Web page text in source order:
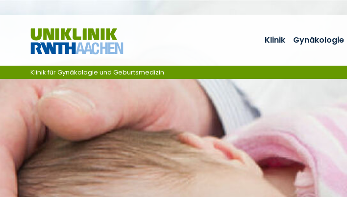
Klinik Gynäkologie
Klinik für Gynäkologie und Geburtsmedizin